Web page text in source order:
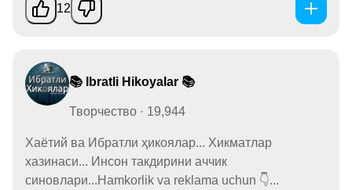
12
📚 Ibratli Hikoyalar 📚
Творчество · 19,944
Хаётий ва Ибратли ҳикоялар... Хикматлар
хазинаси... Инсон такдирини аччик
синовлари...Hamkorlik va reklama uchun 👇...